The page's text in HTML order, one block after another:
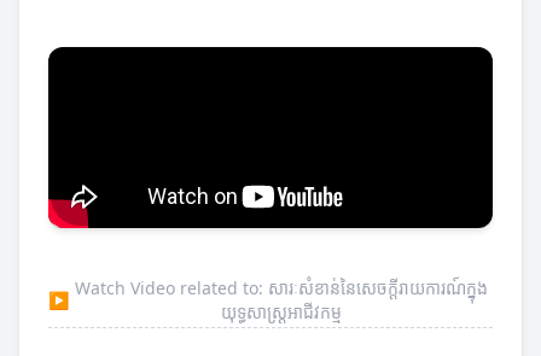
▶
Watch Video related to: សារៈសំខាន់នៃសេចក្តីរាយការណ៍ក្នុង
យុទ្ធសាស្ត្រអាជីវកម្ម